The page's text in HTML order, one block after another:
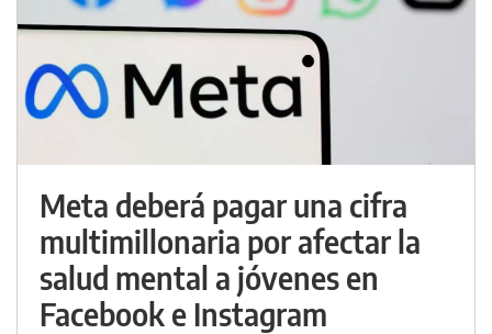
Meta deberá pagar una cifra
multimillonaria por afectar la
salud mental a jóvenes en
Facebook e Instagram